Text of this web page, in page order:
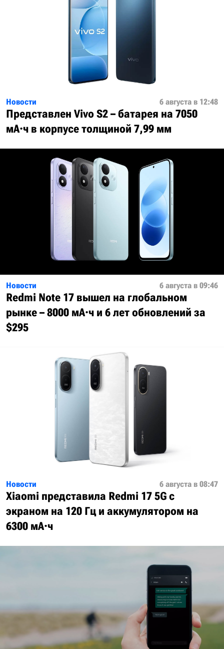
Новости 6 августа в 12:48
Представлен Vivo S2 – батарея на 7050
мА·ч в корпусе толщиной 7,99 мм
Новости 6 августа в 09:46
Redmi Note 17 вышел на глобальном
рынке – 8000 мА·ч и 6 лет обновлений за
$295
Новости 6 августа в 08:47
Xiaomi представила Redmi 17 5G с
экраном на 120 Гц и аккумулятором на
6300 мА·ч